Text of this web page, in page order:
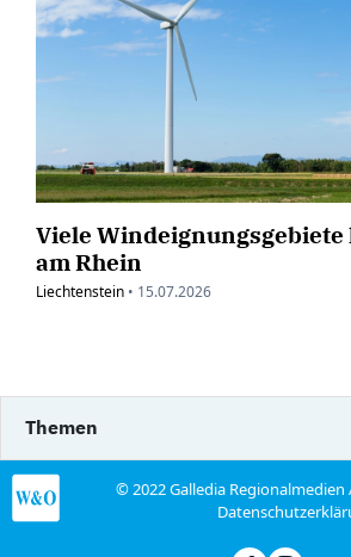
Viele Windeignungsgebiete
am Rhein
Liechtenstein • 15.07.2026
Themen
© 2022 Galledia